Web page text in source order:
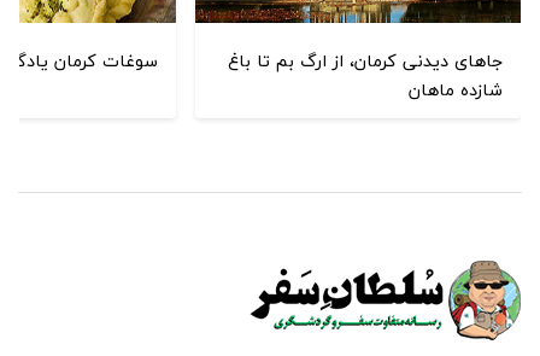
جاهای دیدنی کرمان، از ارگ بم تا باغ
شازده ماهان
سوغات کرمان